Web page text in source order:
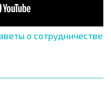
о сотрудничестве